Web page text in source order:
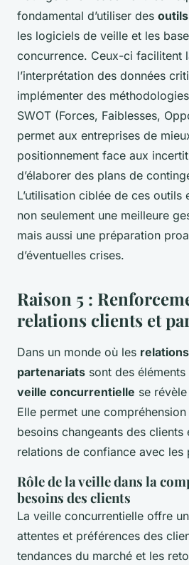
fondamental d’utiliser des
les logiciels de veille et les
concurrence. Ceux-ci facilitent
l’interprétation des données
implémenter des
SWOT (Forces, Faiblesses,
permet aux entreprises de
positionnement face aux
d’élaborer des plans de
L’utilisation ciblée de ces outils
non seulement une meilleure
mais aussi une préparation
d’éventuelles crises.
Raison 5 :
relations clients et
Dans un monde où les
partenariats sont des
veille concurrentielle se
Elle permet une
besoins changeants des
relations de confiance avec les
Rôle de la veille dans la
besoins des clients
La veille concurrentielle offre
attentes et préférences des
tendances du marché et les